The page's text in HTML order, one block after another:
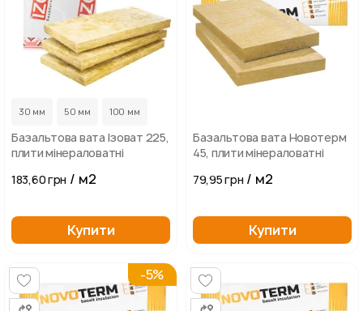
30 мм 50 мм 100 мм
Базальтова вата Ізоват 225,
плити мінераловатні
183,60 грн / м2
Купити
Базальтова вата Новотерм
45, плити мінераловатні
79,95 грн / м2
Купити
-5%